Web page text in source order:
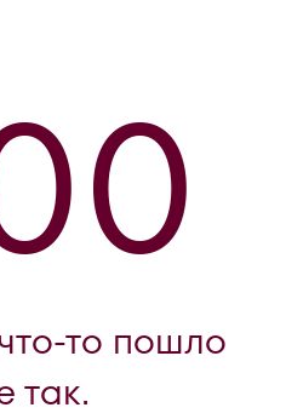
то пошло
так.